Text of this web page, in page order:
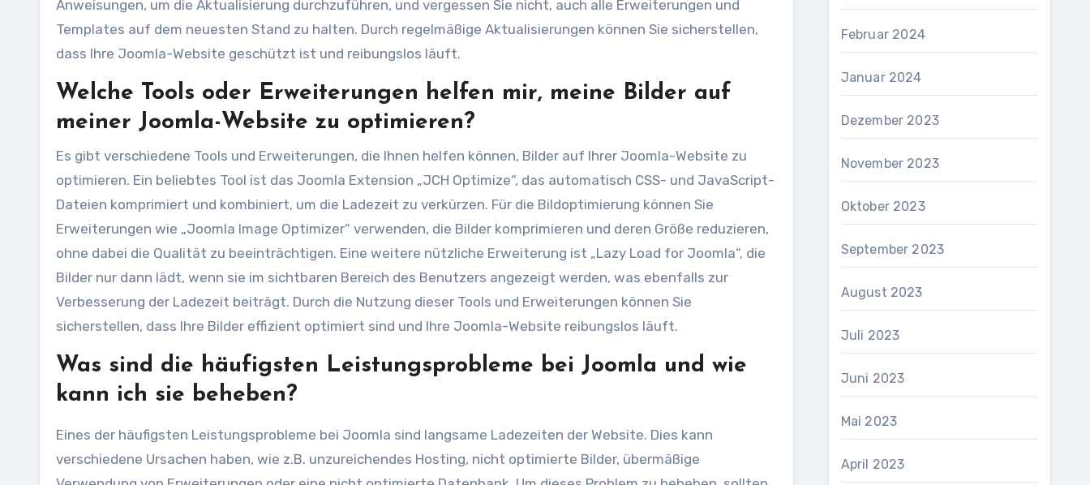
Anweisungen, um die Aktualisierung durchzuführen, und vergessen Sie nicht, auch alle Erweiterungen und
Templates auf dem neuesten Stand zu halten. Durch regelmäßige Aktualisierungen können Sie sicherstellen,
dass Ihre Joomla-Website geschützt ist und reibungslos läuft.
Welche Tools oder Erweiterungen helfen mir, meine Bilder auf
meiner Joomla-Website zu optimieren?
Es gibt verschiedene Tools und Erweiterungen, die Ihnen helfen können, Bilder auf Ihrer Joomla-Website zu
optimieren. Ein beliebtes Tool ist das Joomla Extension „JCH Optimize“, das automatisch CSS- und JavaScript-
Dateien komprimiert und kombiniert, um die Ladezeit zu verkürzen. Für die Bildoptimierung können Sie
Erweiterungen wie „Joomla Image Optimizer“ verwenden, die Bilder komprimieren und deren Größe reduzieren,
ohne dabei die Qualität zu beeinträchtigen. Eine weitere nützliche Erweiterung ist „Lazy Load for Joomla“, die
Bilder nur dann lädt, wenn sie im sichtbaren Bereich des Benutzers angezeigt werden, was ebenfalls zur
Verbesserung der Ladezeit beiträgt. Durch die Nutzung dieser Tools und Erweiterungen können Sie
sicherstellen, dass Ihre Bilder effizient optimiert sind und Ihre Joomla-Website reibungslos läuft.
Was sind die häufigsten Leistungsprobleme bei Joomla und wie
kann ich sie beheben?
Eines der häufigsten Leistungsprobleme bei Joomla sind langsame Ladezeiten der Website. Dies kann
verschiedene Ursachen haben, wie z.B. unzureichendes Hosting, nicht optimierte Bilder, übermäßige
Februar 2024
Januar 2024
Dezember 2023
November 2023
Oktober 2023
September 2023
August 2023
Juli 2023
Juni 2023
Mai 2023
April 2023